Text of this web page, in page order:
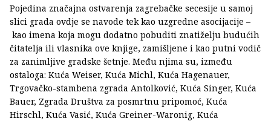
Pojedina značajna ostvarenja zagrebačke secesije u samoj
slici grada ovdje se navode tek kao uzgredne asocijacije –
kao imena koja mogu dodatno pobuditi znatiželju budućih
čitatelja ili vlasnika ove knjige, zamišljene i kao putni vodič
za zanimljive gradske šetnje. Među njima su, između
ostaloga: Kuća Weiser, Kuća Michl, Kuća Hagenauer,
Trgovačko-stambena zgrada Antolković, Kuća Singer, Kuća
Bauer, Zgrada Društva za posmrtnu pripomoć, Kuća
Hirschl, Kuća Vasić, Kuća Greiner-Waronig, Kuća